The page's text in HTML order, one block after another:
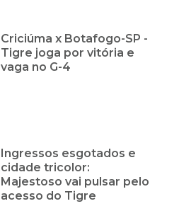
Criciúma x Botafogo-SP -
Tigre joga por vitória e
vaga no G-4
Ingressos esgotados e
cidade tricolor:
Majestoso vai pulsar pelo
acesso do Tigre